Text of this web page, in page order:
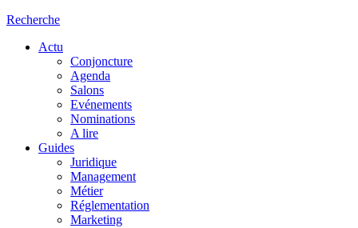
Recherche
Actu
Conjoncture
Agenda
Salons
Evénements
Nominations
A lire
Guides
Juridique
Management
Métier
Réglementation
Marketing